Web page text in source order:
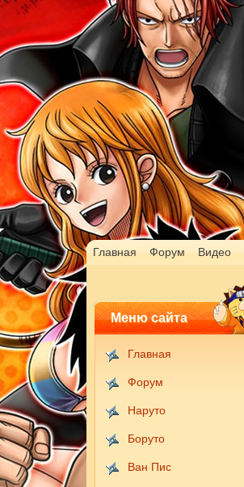
Главная Форум Видео
Меню сайта
Главная
Форум
Наруто
Боруто
Ван Пис